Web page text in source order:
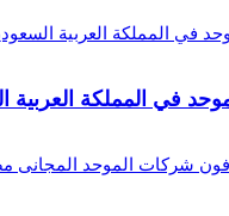
العربية السعودية 1448